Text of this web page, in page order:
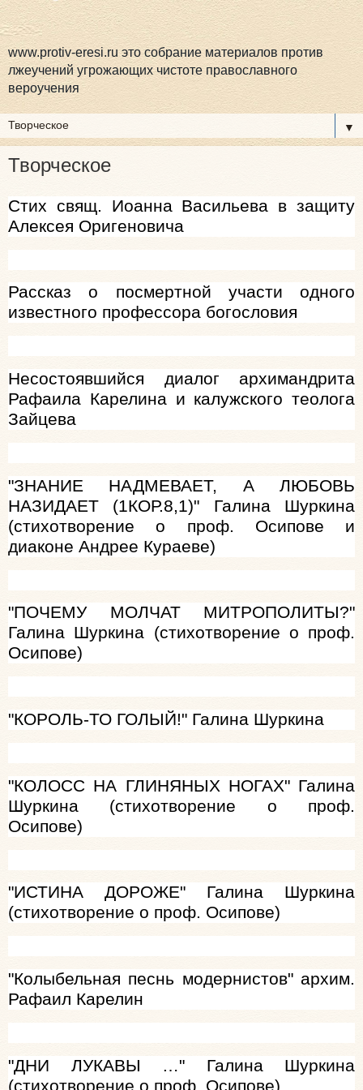
www.protiv-eresi.ru это собрание материалов против
лжеучений угрожающих чистоте православного
вероучения
▼
Творческое
Стих свящ. Иоанна Васильева в защиту
Алексея Оригеновича
Рассказ о посмертной участи одного
известного профессора богословия
Несостоявшийся диалог архимандрита
Рафаила Карелина и калужского теолога
Зайцева
"ЗНАНИЕ НАДМЕВАЕТ, А ЛЮБОВЬ
НАЗИДАЕТ (1КОР.8,1)" Галина Шуркина
(стихотворение о проф. Осипове и
диаконе Андрее Кураеве)
"ПОЧЕМУ МОЛЧАТ МИТРОПОЛИТЫ?"
Галина Шуркина (стихотворение о проф.
Осипове)
"КОРОЛЬ-ТО ГОЛЫЙ!" Галина Шуркина
"КОЛОСС НА ГЛИНЯНЫХ НОГАХ" Галина
Шуркина (стихотворение о проф.
Осипове)
"ИСТИНА ДОРОЖЕ" Галина Шуркина
(стихотворение о проф. Осипове)
"Колыбельная песнь модернистов" архим.
Рафаил Карелин
"ДНИ ЛУКАВЫ …" Галина Шуркина
(стихотворение о проф. Осипове)